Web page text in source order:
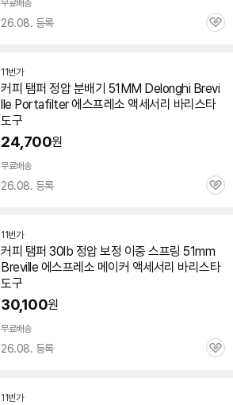
무료배송
26.08. 등록
관
11번가
커피 탬퍼 정압 분배기 51MM Delonghi Brevi
lle Portafilter 에스프레소 액세서리 바리스타
도구
24,700원
무료배송
26.08. 등록
관
11번가
커피 탬퍼 30lb 정압 보정 이중 스프링 51mm
Breville 에스프레소 메이커 액세서리 바리스타
도구
30,100원
무료배송
26.08. 등록
관
11번가